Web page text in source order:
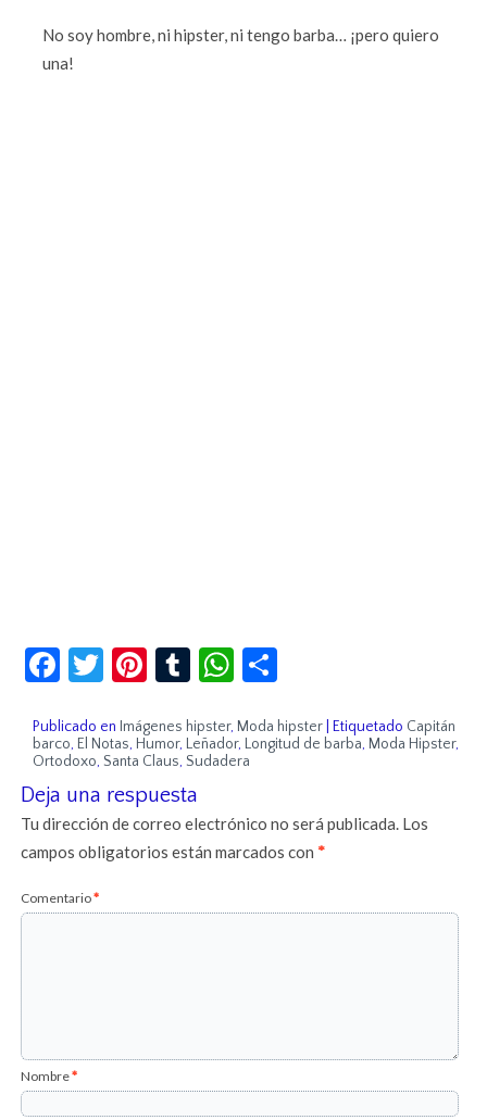
No soy hombre, ni hipster, ni tengo barba… ¡pero quiero
una!
Facebook
Twitter
Pinterest
TumblrWhatsApp
Publicado en Imágenes hipster, Moda hipster |Etiquetado Capitán
barco, El Notas, Humor, Leñador, Longitud de barba, Moda Hipster,
Ortodoxo, Santa Claus, Sudadera
Deja una respuesta
Tu dirección de correo electrónico no será publicada. Los
campos obligatorios están marcados con*
Comentario*
Nombre*